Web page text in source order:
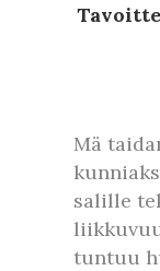
Mä
salille
tuntuu